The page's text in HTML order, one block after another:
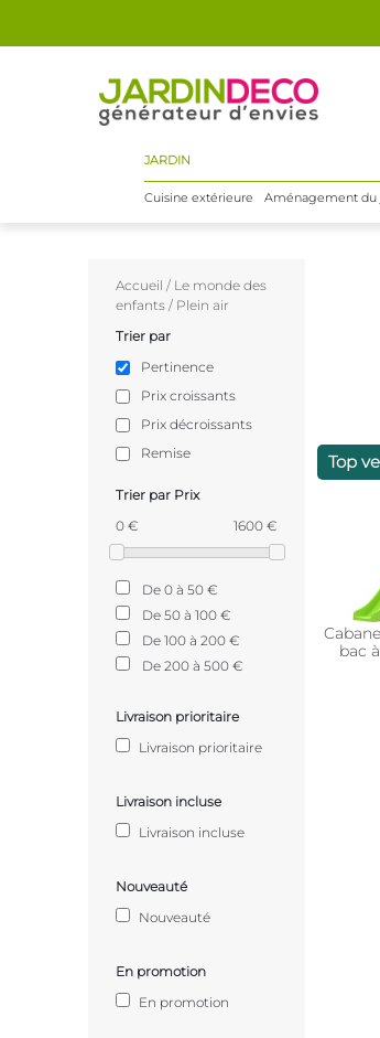
JARDIN
Cuisine extérieure Aménagement du
Accueil / Le monde des
enfants / Plein air
Trier par
Pertinence
Prix croissants
Prix décroissants
Remise
Trier par Prix
0 €
1600 €
De 0 à 50 €
De 50 à 100 €
De 100 à 200 €
De 200 à 500 €
Livraison prioritaire
Livraison prioritaire
Livraison incluse
Livraison incluse
Nouveauté
Nouveauté
En promotion
En promotion
Top
bac